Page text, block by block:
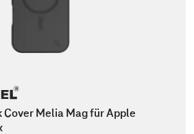
Cover Melia Mag für Apple